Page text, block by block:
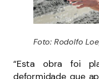
Foto: Rodolfo
“Esta obra foi
deformidade que